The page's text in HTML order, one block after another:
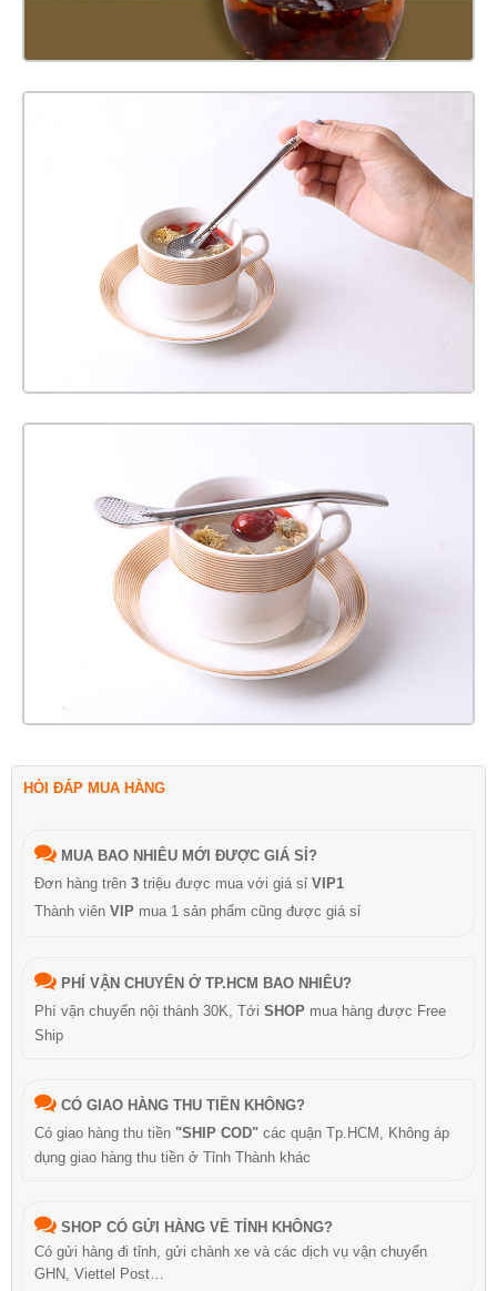
HỎI ĐÁP MUA HÀNG
MUA BAO NHIÊU MỚI ĐƯỢC GIÁ SỈ?
Đơn hàng trên 3 triệu được mua với giá sỉ VIP1
Thành viên VIP mua 1 sản phẩm cũng được giá sỉ
PHÍ VẬN CHUYỂN Ở TP.HCM BAO NHIÊU?
Phí vận chuyển nội thành 30K, Tới SHOP mua hàng được Free
Ship
CÓ GIAO HÀNG THU TIỀN KHÔNG?
Có giao hàng thu tiền "SHIP COD" các quận Tp.HCM, Không áp
dụng giao hàng thu tiền ở Tỉnh Thành khác
SHOP CÓ GỬI HÀNG VỀ TỈNH KHÔNG?
Có gửi hàng đi tỉnh, gửi chành xe và các dịch vụ vận chuyển
GHN, Viettel Post…